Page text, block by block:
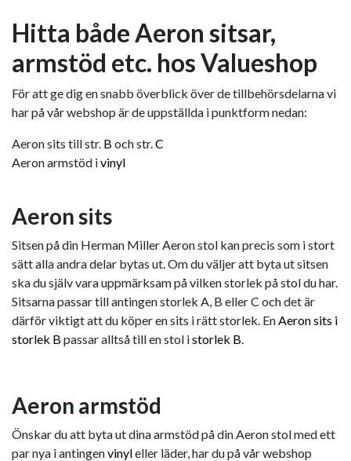
Hitta både Aeron sitsar,
armstöd etc. hos Valueshop
För att ge dig en snabb överblick över de tillbehörsdelarna vi
har på vår webshop är de uppställda i punktform nedan:
Aeron sits till str. B och str.C
Aeron armstöd ivinyl
Aeron sits
Sitsen på din Herman Miller Aeron stol kan precis som i stort
sätt alla andra delar bytas ut. Om du väljer att byta ut sitsen
ska du själv vara uppmärksam på vilken storlek på stol du har.
Sitsarna passar till antingen storlek A, B eller C och det är
därför viktigt att du köper en sits i rätt storlek. EnAeron sits i
storlek B passar alltså till en stol istorlek B.
Aeron armstöd
Önskar du att byta ut dina armstöd på din Aeron stol med ett
par nya i antingenvinyleller läder, har du på vår webshop